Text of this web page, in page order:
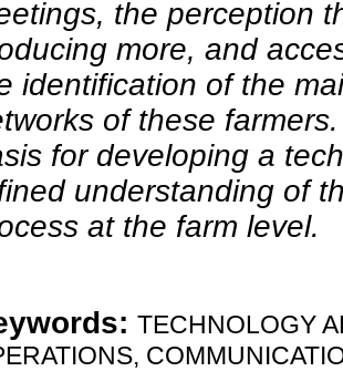
the perception
more, and
identification of the
of these
for developing a
understanding of
at the farm level.
TECHNOLOGY